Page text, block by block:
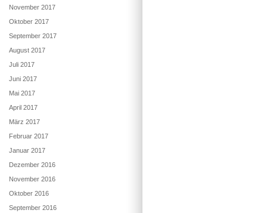
November 2017
Oktober 2017
September 2017
August 2017
Juli 2017
Juni 2017
Mai 2017
April 2017
März 2017
Februar 2017
Januar 2017
Dezember 2016
November 2016
Oktober 2016
September 2016